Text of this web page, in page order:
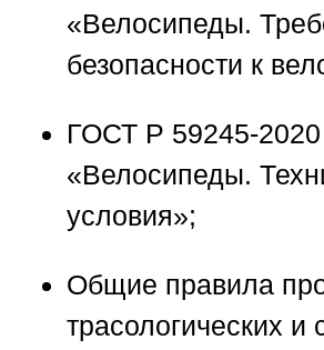
«Велосипеды.
безопасности к
ГОСТ Р 59245-2020
«Велосипеды.
условия»;
Общие правила
трасологических и